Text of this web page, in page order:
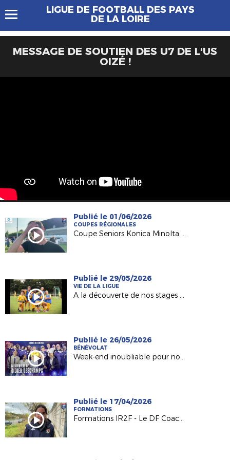
LIGUE DE FOOTBALL DES PAYS
DE LA LOIRE
MESSAGE DE SOUTIEN DES U7 DE L'US
OIZÉ !
Publié le 01/06/2026
COUPES RÉGIONALES
Coupe Seniors Konica Minolta : le trophée pour Pouzauges Bocage !
Publié le 29/05/2026
VIE DE LA LIGUE
A la découverte de nos stages d'été DESTIFOOT !
Publié le 26/05/2026
BÉNÉVOLAT
Week-end inoubliable pour nos Bénévoles
Publié le 17/04/2026
FORMATIONS
Formations IR2F - Le DF Coach Seniors (Mathieu HUITRIC, Typhaine COCHON et Redha FRESNEAU)